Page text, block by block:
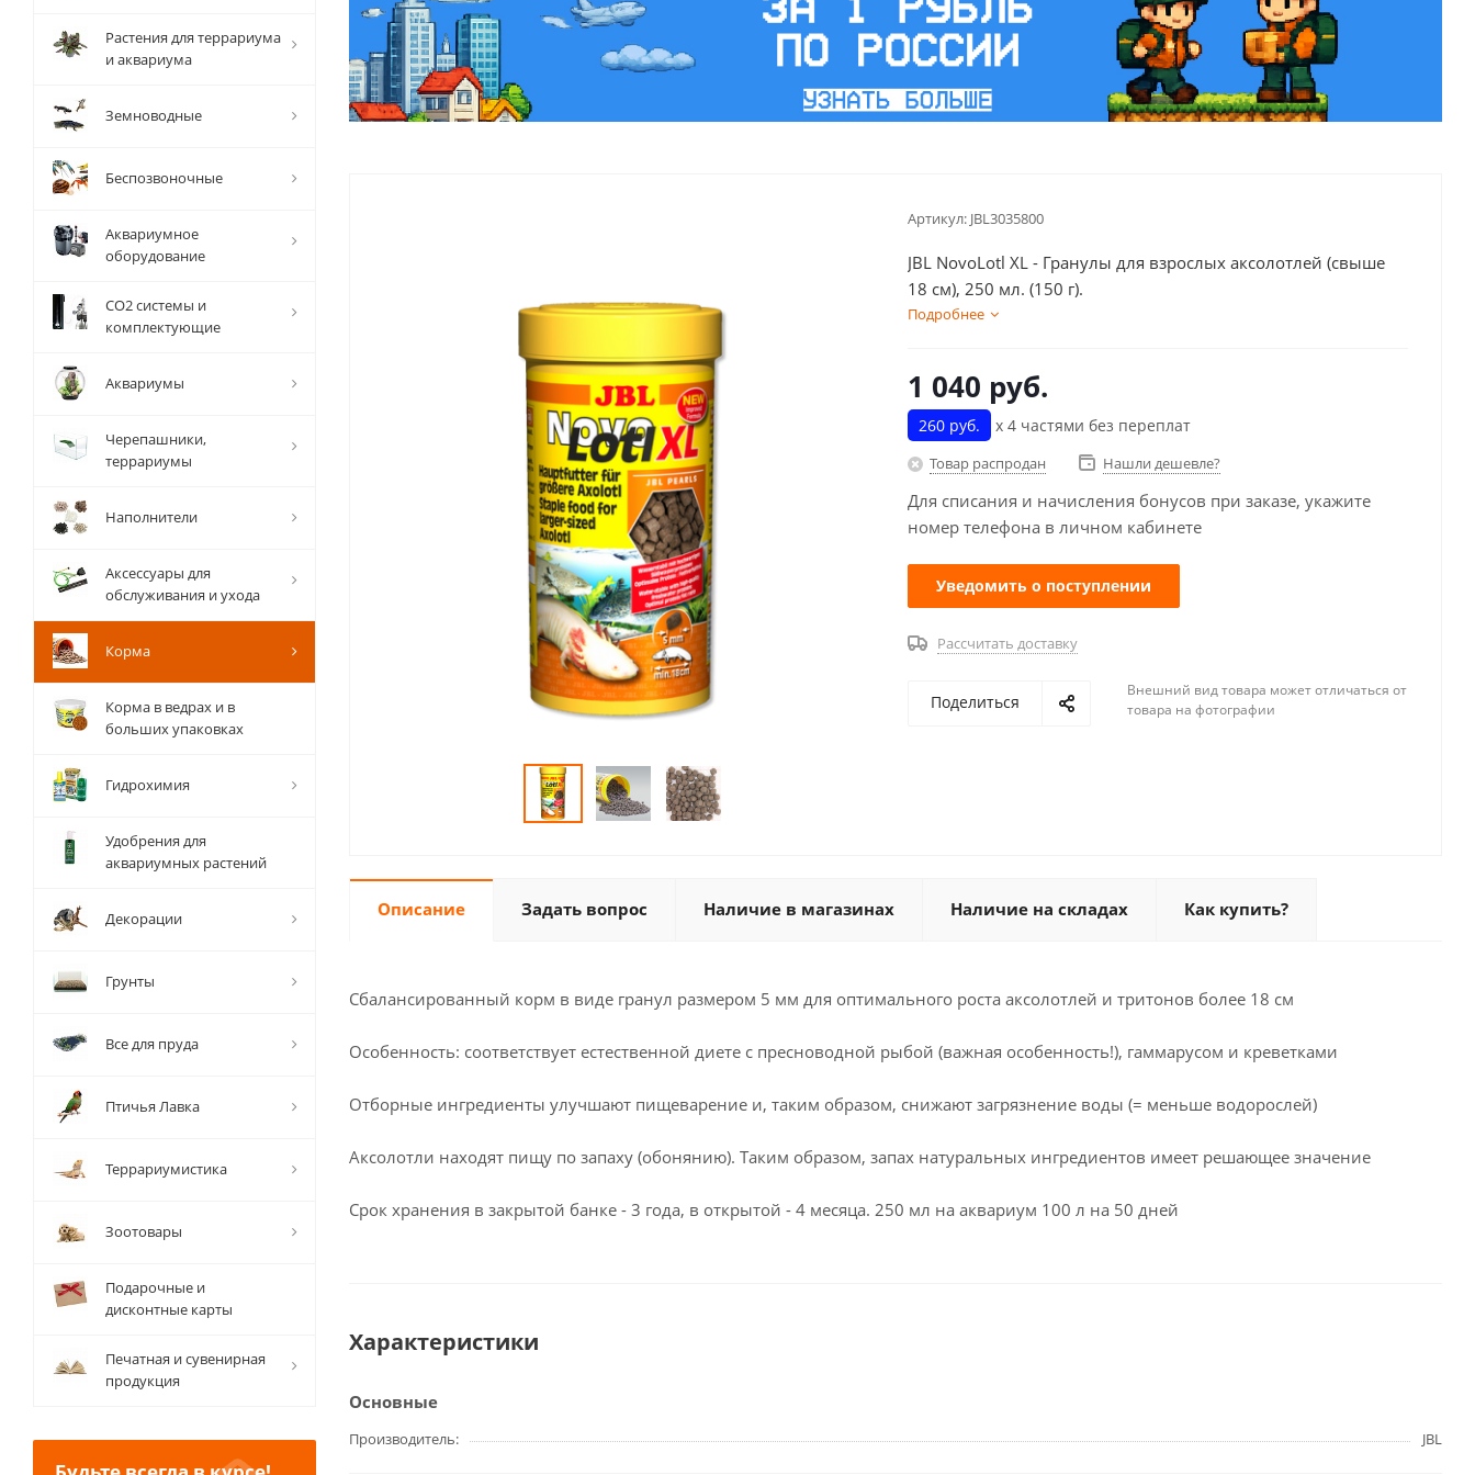
Артикул: JBL3035800
JBL NovoLotl XL - Гранулы для взрослых аксолотлей (свыше
18 см), 250 мл. (150 г).
Подробнее
1 040 руб.
260 руб. х 4 частями без переплат
Товар распродан Нашли дешевле?
Для списания и начисления бонусов при заказе, укажите
номер телефона в личном кабинете
Уведомить о поступлении
Рассчитать доставку
Поделиться
Внешний вид товара может отличаться от
товара на фотографии
Описание Задать вопрос Наличие в магазинах Наличие на складах Как купить?
Сбалансированный корм в виде гранул размером 5 мм для оптимального роста аксолотлей и тритонов более 18 см
Особенность: соответствует естественной диете с пресноводной рыбой (важная особенность!), гаммарусом и креветками
Отборные ингредиенты улучшают пищеварение и, таким образом, снижают загрязнение воды (= меньше водорослей)
Аксолотли находят пищу по запаху (обонянию). Таким образом, запах натуральных ингредиентов имеет решающее значение
Срок хранения в закрытой банке - 3 года, в открытой - 4 месяца. 250 мл на аквариум 100 л на 50 дней
Характеристики
Основные
Производитель JBL
Растения для террариума
и аквариума
Земноводные
Беспозвоночные
Аквариумное
оборудование
СО2 системы и
комплектующие
Аквариумы
Черепашники,
террариумы
Наполнители
Аксессуары для
обслуживания и ухода
Корма
Корма в ведрах и в
больших упаковках
Гидрохимия
Удобрения для
аквариумных растений
Декорации
Грунты
Все для пруда
Птичья Лавка
Террариумистика
Зоотовары
Подарочные и
дисконтные карты
Печатная и сувенирная
продукция